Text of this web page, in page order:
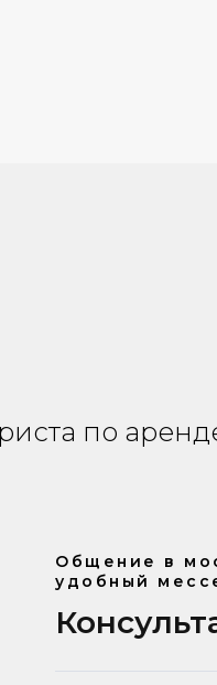
по
Общение в
удобный